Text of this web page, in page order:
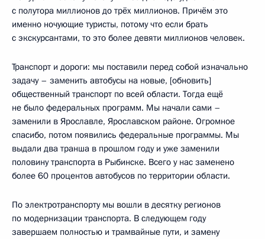
с полутора миллионов до трёх миллионов. Причём это
именно ночующие туристы, потому что если брать
с экскурсантами, то это более девяти миллионов человек.
Транспорт и дороги: мы поставили перед собой изначально
задачу – заменить автобусы на новые, [обновить]
общественный транспорт по всей области. Тогда ещё
не было федеральных программ. Мы начали сами –
заменили в Ярославле, Ярославском районе. Огромное
спасибо, потом появились федеральные программы. Мы
выдали два транша в прошлом году и уже заменили
половину транспорта в Рыбинске. Всего у нас заменено
более 60 процентов автобусов по территории области.
По электротранспорту мы вошли в десятку регионов
по модернизации транспорта. В следующем году
завершаем полностью и трамвайные пути, и замену